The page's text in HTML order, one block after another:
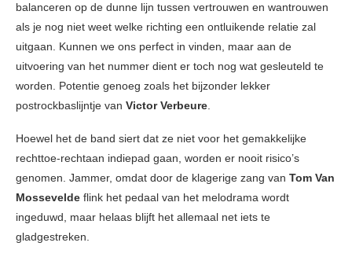
balanceren op de dunne lijn tussen vertrouwen en wantrouwen
als je nog niet weet welke richting een ontluikende relatie zal
uitgaan. Kunnen we ons perfect in vinden, maar aan de
uitvoering van het nummer dient er toch nog wat gesleuteld te
worden. Potentie genoeg zoals het bijzonder lekker
postrockbaslijntje van Victor Verbeure.
Hoewel het de band siert dat ze niet voor het gemakkelijke
rechttoe-rechtaan indiepad gaan, worden er nooit risico’s
genomen. Jammer, omdat door de klagerige zang van Tom Van
Mossevelde flink het pedaal van het melodrama wordt
ingeduwd, maar helaas blijft het allemaal net iets te
gladgestreken.